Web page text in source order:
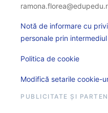
Notă de informare cu
personale prin
Politica de cookie
Modifică setarile cookie-
PUBLICITATE ȘI